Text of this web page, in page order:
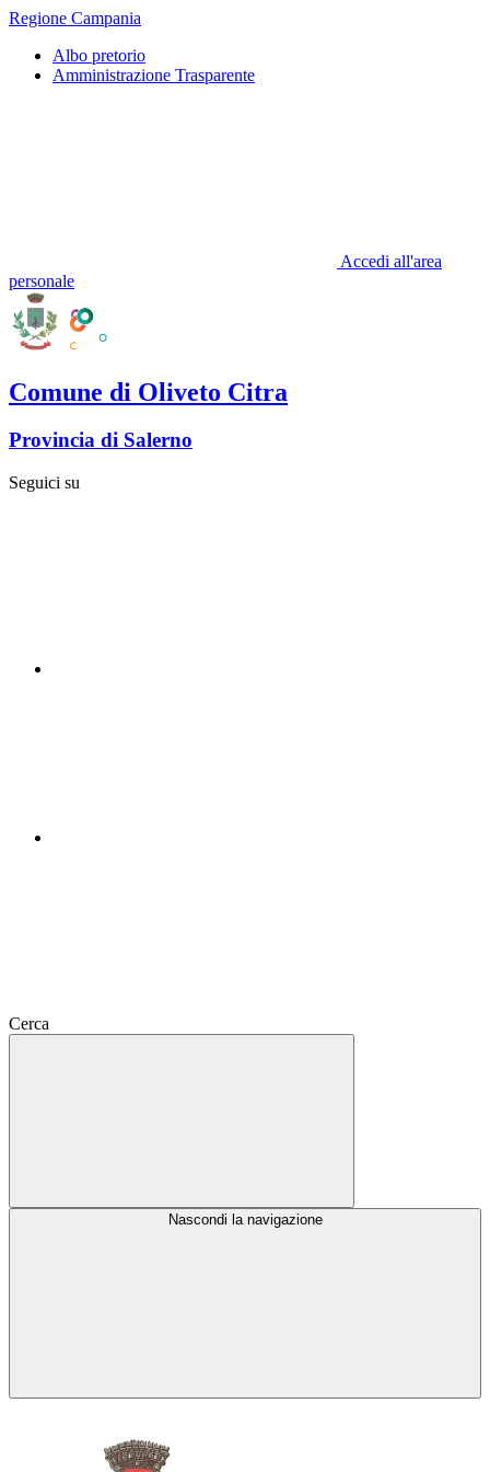
Regione Campania
Albo pretorio
Amministrazione Trasparente
Accedi all'area
personale
Comune di Oliveto Citra
Provincia di Salerno
Seguici su
Cerca
Nascondi la navigazione